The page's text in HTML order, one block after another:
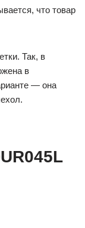
что товар
Так, в
в
— она